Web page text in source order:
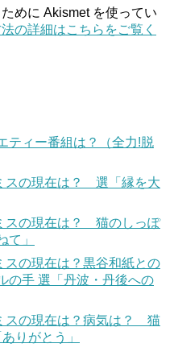
めに Akismet を使ってい
の詳細はこちらをご覧く
ティー番組は？（全力!脱
スの現在は？ 選「縁を大
スの現在は？ 猫のしっぽ
て」
の現在は？黒谷和紙との
手 選「丹波・丹後への
スの現在は？病気は？ 猫
りがとう」